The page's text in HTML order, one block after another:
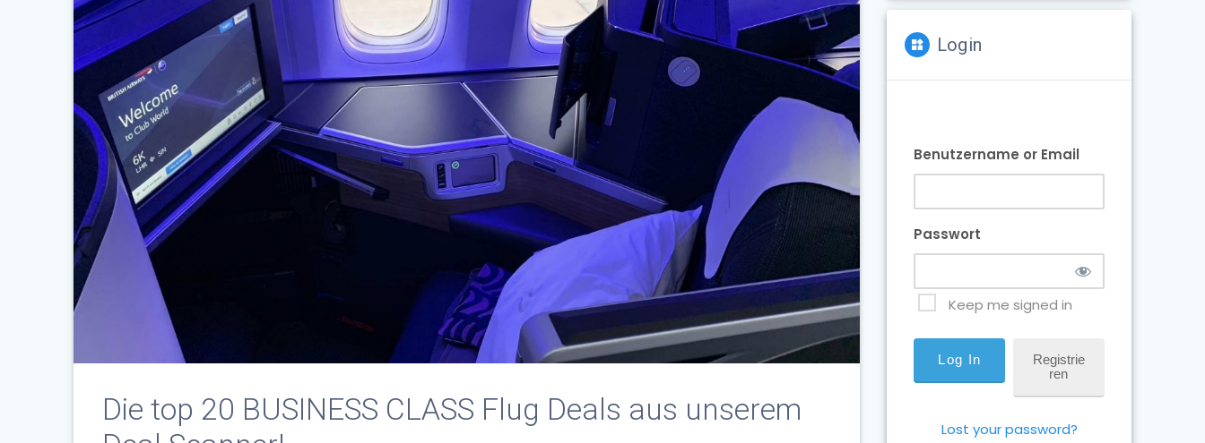
Die top 20 BUSINESS CLASS Flug Deals aus unserem
Login
Benutzername or Email
Passwort
Keep me signed in
Registrie
Ren
Lost your password?